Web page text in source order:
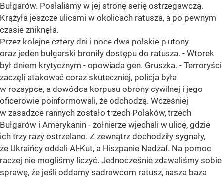
Bułgarów. Posłaliśmy w jej stronę serię ostrzegawczą.
Krążyła jeszcze ulicami w okolicach ratusza, a po pewnym
czasie zniknęła.
Przez kolejne cztery dni i noce dwa polskie plutony
oraz jeden bułgarski broniły dostępu do ratusza. - Wtorek
był dniem krytycznym - opowiada gen. Gruszka. - Terroryści
zaczęli atakować coraz skuteczniej, policja była
w rozsypce, a dowódca korpusu obrony cywilnej i jego
oficerowie poinformowali, że odchodzą. Wcześniej
w zasadzce rannych zostało trzech Polaków, trzech
Bułgarów i Amerykanin - żołnierze wjechali w ulicę, gdzie
ich trzy razy ostrzelano. Z zewnątrz dochodziły sygnały,
że Ukraińcy oddali Al-Kut, a Hiszpanie Nadżaf. Na pomoc
raczej nie mogliśmy liczyć. Jednocześnie zdawaliśmy sobie
sprawę, że jeśli oddamy sadrowcom ratusz, nasza baza